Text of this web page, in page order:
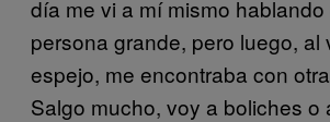
día me vi a mí mismo
persona grande, pero luego, al
espejo, me encontraba con
Salgo mucho, voy a boliches o